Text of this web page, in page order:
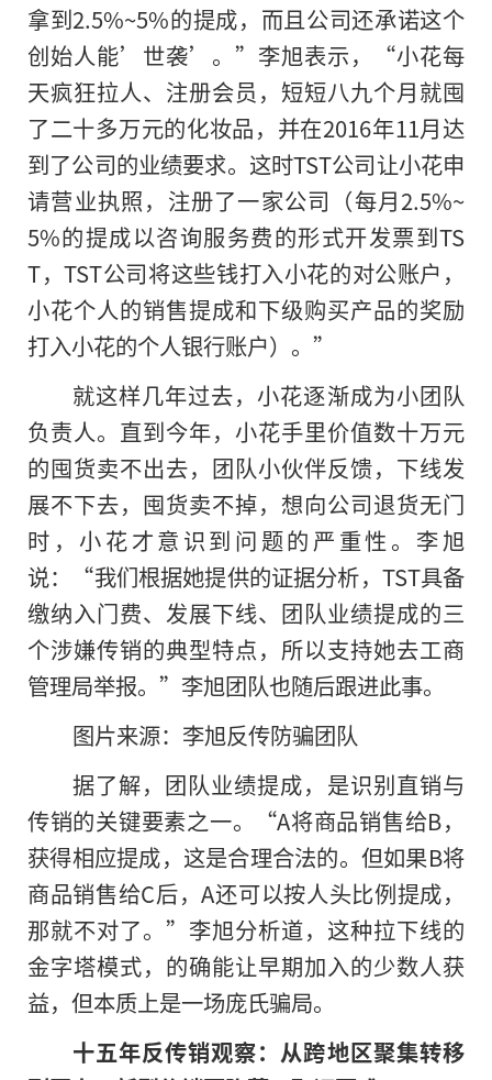
拿到2.5%~5%的提成，而且公司还承诺这个
创始人能’世袭’。”李旭表示，“小花每
天疯狂拉人、注册会员，短短八九个月就囤
了二十多万元的化妆品，并在2016年11月达
到了公司的业绩要求。这时TST公司让小花申
请营业执照，注册了一家公司（每月2.5%~
5%的提成以咨询服务费的形式开发票到TS
T，TST公司将这些钱打入小花的对公账户，
小花个人的销售提成和下级购买产品的奖励
打入小花的个人银行账户）。”
就这样几年过去，小花逐渐成为小团队
负责人。直到今年，小花手里价值数十万元
的囤货卖不出去，团队小伙伴反馈，下线发
展不下去，囤货卖不掉，想向公司退货无门
时，小花才意识到问题的严重性。李旭
说：“我们根据她提供的证据分析，TST具备
缴纳入门费、发展下线、团队业绩提成的三
个涉嫌传销的典型特点，所以支持她去工商
管理局举报。”李旭团队也随后跟进此事。
图片来源：李旭反传防骗团队
据了解，团队业绩提成，是识别直销与
传销的关键要素之一。“A将商品销售给B，
获得相应提成，这是合理合法的。但如果B将
商品销售给C后，A还可以按人头比例提成，
那就不对了。”李旭分析道，这种拉下线的
金字塔模式，的确能让早期加入的少数人获
益，但本质上是一场庞氏骗局。
十五年反传销观察：从跨地区聚集转移